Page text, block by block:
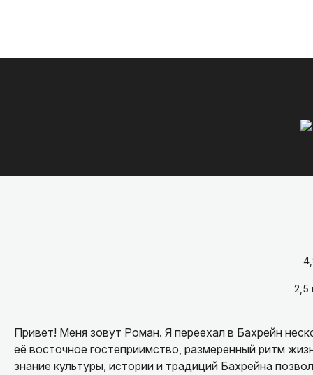
2,5
Привет! Меня зовут Роман. Я переехал в Бахрейн
её восточное гостеприимство, размеренный ритм
знание культуры, истории и традиций Бахрейна